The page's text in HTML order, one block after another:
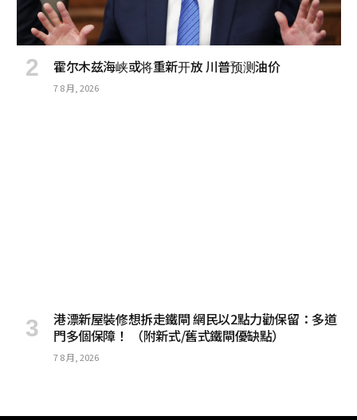
霍尔木兹海峡或将重新开放 川普预测油价
7 8 月, 2026
港漂新屋裝修想拆走鐵閘 網民以2點力勸保留：多道
門多個保障！ （附新式/舊式鐵閘優缺點）
7 8 月, 2026